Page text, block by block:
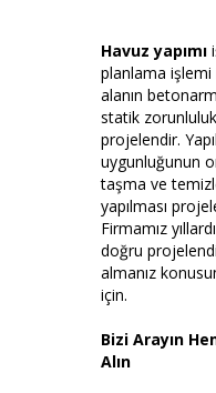
Havuz yapımı
planlama işlemi
alanın
statik
projelendir.
uygunluğunun
taşma ve
yapılması
Firmamız
doğru
almanız
için.
Bizi Arayın
Alın